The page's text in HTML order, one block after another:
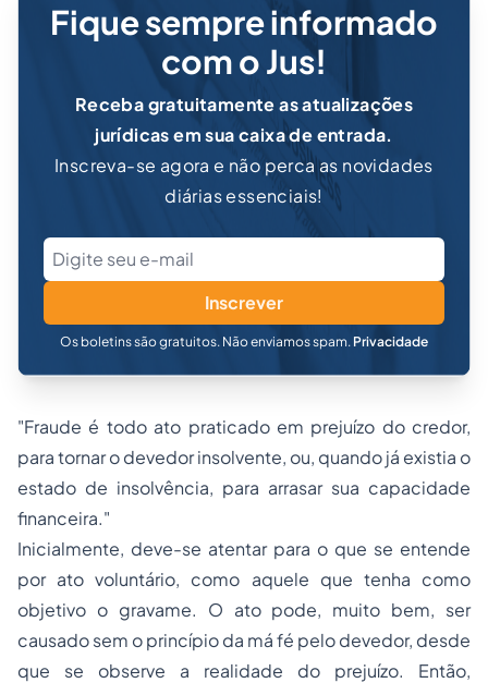
Fique sempre informado
com o Jus!
Receba gratuitamente as atualizações
jurídicas em sua caixa de entrada.
Inscreva-se agora e não perca as novidades
diárias essenciais!
Inscrever
Os boletins são gratuitos. Não enviamos spam. Privacidade
"Fraude é todo ato praticado em prejuízo do credor,
para tornar o devedor insolvente, ou, quando já existia o
estado de insolvência, para arrasar sua capacidade
financeira."
Inicialmente, deve-se atentar para o que se entende
por ato voluntário, como aquele que tenha como
objetivo o gravame. O ato pode, muito bem, ser
causado sem o princípio da má fé pelo devedor, desde
que se observe a realidade do prejuízo. Então,